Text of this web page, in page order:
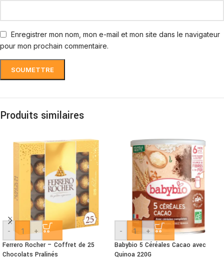
Enregistrer mon nom, mon e-mail et mon site dans le navigateur
pour mon prochain commentaire.
Produits similaires
- +
Ferrero Rocher – Coffret de 25
Chocolats Pralinés
- +
Babybio 5 Céréales Cacao avec
Quinoa 220G